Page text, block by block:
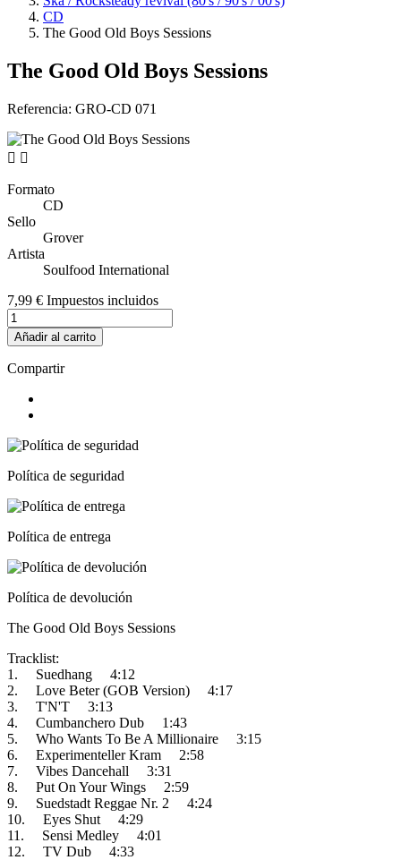
CD
The Good Old Boys Sessions
The Good Old Boys Sessions
Referencia: GRO-CD 071
 
Formato
CD
Sello
Grover
Artista
Soulfood International
7,99 € Impuestos incluidos
Añadir al carrito
Compartir
Política de seguridad
Política de entrega
Política de devolución
The Good Old Boys Sessions
Tracklist:
1. Suedhang 4:12
2. Love Beter (GOB Version) 4:17
3. T'N'T 3:13
4. Cumbanchero Dub 1:43
5. Who Wants To Be A Millionaire 3:15
6. Experimenteller Kram 2:58
7. Vibes Dancehall 3:31
8. Put On Your Wings 2:59
9. Suedstadt Reggae Nr. 2 4:24
10. Eyes Shut 4:29
11. Sensi Medley 4:01
12. TV Dub 4:33